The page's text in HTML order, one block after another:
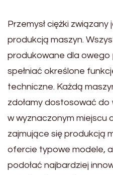
Przemysł ciężki związany
produkcją maszyn.
produkowane dla owego
spełniać określone
techniczne. Każdą
zdołamy dostosować do
w wyznaczonym miejscu
zajmujące się produkcją
ofercie typowe modele,
podołać najbardziej